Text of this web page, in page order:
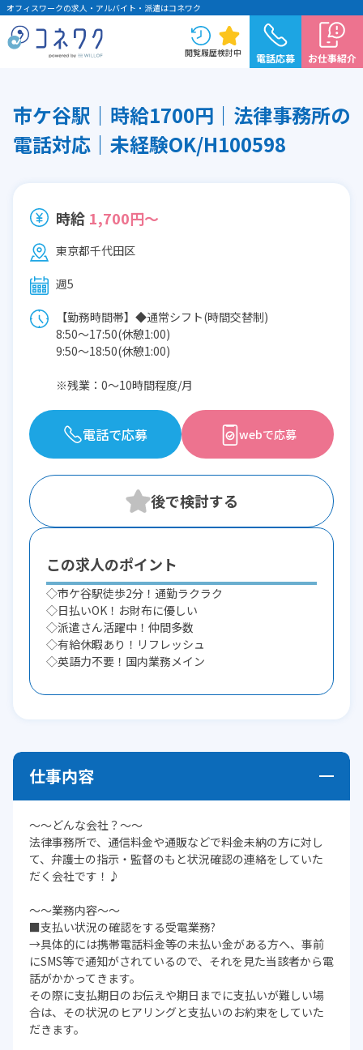
オフィスワークの求人・アルバイト・派遣はコネワク
閲覧履歴検討中 電話応募 お仕事紹介
市ケ谷駅｜時給1700円｜法律事務所の
電話対応｜未経験OK/H100598
時給 1,700円～
東京都千代田区
週5
【勤務時間帯】◆通常シフト(時間交替制)
8:50〜17:50(休憩1:00)
9:50〜18:50(休憩1:00)
※残業：0〜10時間程度/月
電話で応募 webで応募
この求人のポイント
◇市ケ谷駅徒歩2分！通勤ラクラク
◇日払いOK！お財布に優しい
◇派遣さん活躍中！仲間多数
◇有給休暇あり！リフレッシュ
◇英語力不要！国内業務メイン
仕事内容
～～どんな会社？～～
法律事務所で、通信料金や通販などで料金未納の方に対し
て、弁護士の指示・監督のもと状況確認の連絡をしていた
だく会社です！♪
～～業務内容～～
■支払い状況の確認をする受電業務?
→具体的には携帯電話料金等の未払い金がある方へ、事前
にSMS等で通知がされているので、それを見た当該者から電
話がかかってきます。
その際に支払期日のお伝えや期日までに支払いが難しい場
合は、その状況のヒアリングと支払いのお約束をしていた
だきます。